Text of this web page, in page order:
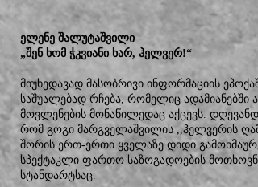
ელენე შალუტაშვილი
„შენ ხომ ჭკვიანი ხარ, ჰელვერ!“
მიუხედავად მასობრივი ინფორმაციის
საშუალებად რჩება, რომელიც
მოვლენების მონაწილედაც აქცევს.
რომ გოგი მარგველაშვილის ,,ჰელვერის
შორის ერთ-ერთი ყველაზე დიდი
სპექტაკლი ფართო საზოგადოების
სტანდარტსაც.